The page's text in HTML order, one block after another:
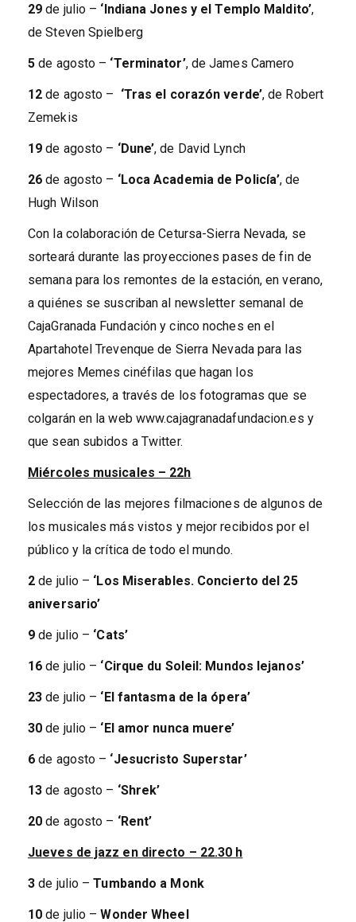
29 de julio – ‘Indiana Jones y el Templo Maldito’,
de Steven Spielberg
5 de agosto – ‘Terminator’, de James Camero
12 de agosto – ‘Tras el corazón verde’, de Robert
Zemekis
19 de agosto – ‘Dune’, de David Lynch
26 de agosto – ‘Loca Academia de Policía’, de
Hugh Wilson
Con la colaboración de Cetursa-Sierra Nevada, se
sorteará durante las proyecciones pases de fin de
semana para los remontes de la estación, en verano,
a quiénes se suscriban al newsletter semanal de
CajaGranada Fundación y cinco noches en el
Apartahotel Trevenque de Sierra Nevada para las
mejores Memes cinéfilas que hagan los
espectadores, a través de los fotogramas que se
colgarán en la web www.cajagranadafundacion.es y
que sean subidos a Twitter.
Miércoles musicales – 22h
Selección de las mejores filmaciones de algunos de
los musicales más vistos y mejor recibidos por el
público y la crítica de todo el mundo.
2 de julio – ‘Los Miserables. Concierto del 25
aniversario’
9 de julio – ‘Cats’
16 de julio – ‘Cirque du Soleil: Mundos lejanos’
23 de julio – ‘El fantasma de la ópera’
30 de julio – ‘El amor nunca muere’
6 de agosto – ‘Jesucristo Superstar’
13 de agosto – ‘Shrek’
20 de agosto – ‘Rent’
Jueves de jazz en directo – 22.30 h
3 de julio –Tumbando a Monk
10de julio – Wonder Wheel